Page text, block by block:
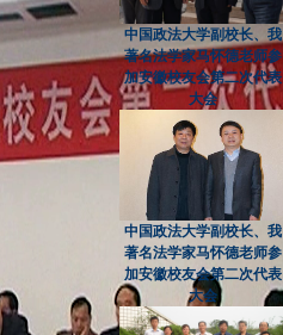
中国政法大学副校长、我
著名法学家马怀德老师参
加安徽校友会第二次代表
大会
中国政法大学副校长、我
著名法学家马怀德老师参
加安徽校友会第二次代表
大会